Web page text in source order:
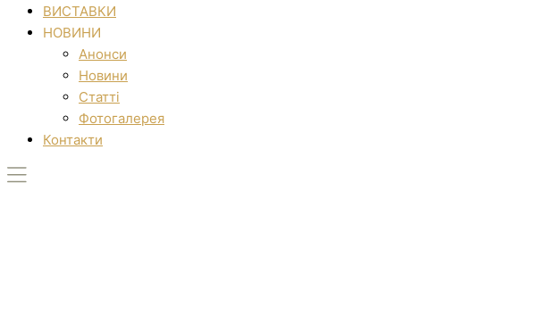
ВИСТАВКИ
НОВИНИ
Анонси
Новини
Статті
Фотогалерея
Контакти